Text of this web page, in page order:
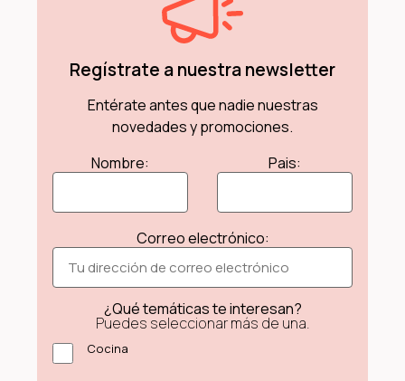
Regístrate a nuestra newsletter
Entérate antes que nadie nuestras
novedades y promociones.
Nombre:
Pais:
Correo electrónico:
¿Qué temáticas te interesan?
Puedes seleccionar más de una.
Cocina